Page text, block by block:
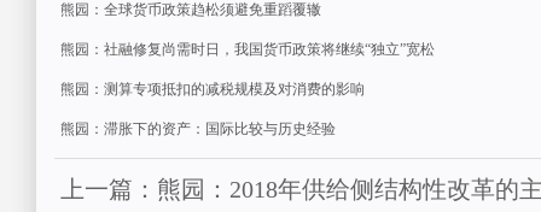
熊园：全球货币政策趋松须避免重蹈覆辙
熊园：社融修复尚需时日，我国货币政策将继续“独立”宽松
熊园：测算专项抵扣的减税规模及对消费的影响
熊园：滞胀下的资产：国际比较与历史经验
上一篇：熊园：2018年供给侧结构性改革的